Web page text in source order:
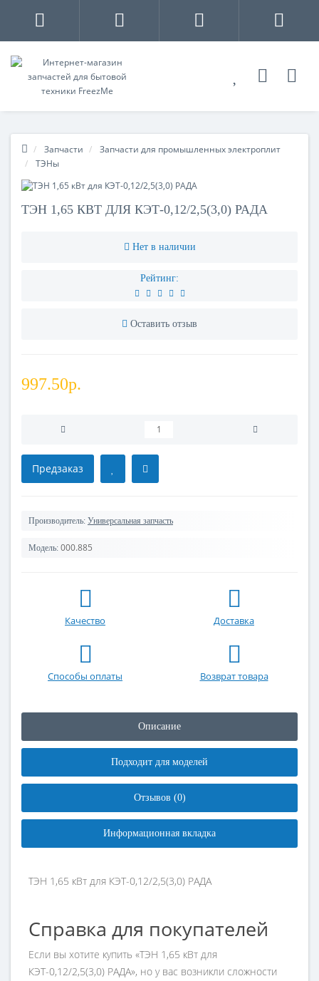
Запчасти
Запчасти для промышленных электроплит
ТЭНы
ТЭН 1,65 КВТ ДЛЯ КЭТ-0,12/2,5(3,0) РАДА
Нет в наличии
Рейтинг:
Оставить отзыв
997.50р.
Предзаказ
Производитель: Универсальная запчасть
Модель: 000.885
Качество Доставка
Способы оплаты Возврат товара
Описание
Подходит для моделей
Отзывов (0)
Информационная вкладка
ТЭН 1,65 кВт для КЭТ-0,12/2,5(3,0) РАДА
Справка для покупателей
Если вы хотите купить «ТЭН 1,65 кВт для
КЭТ-0,12/2,5(3,0) РАДА», но у вас возникли сложности